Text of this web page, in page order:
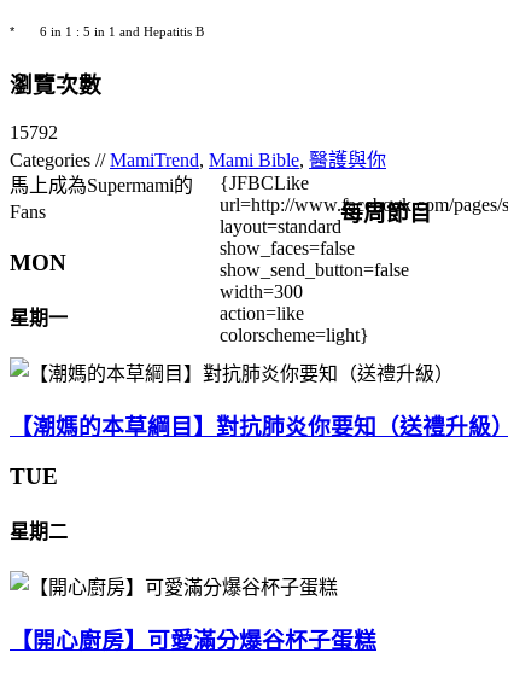
* 6 in 1 : 5 in 1 and Hepatitis B
瀏覽次數
15792
Categories //MamiTrend, Mami Bible, 醫護與你
馬上成為Supermami的
Fans
{JFBCLike
url=http://www.facebook.com/pages/
layout=standard
show_faces=false
show_send_button=false
width=300
action=like
colorscheme=light}
每周節目
MON
星期一
【潮媽的本草綱目】對抗肺炎你要知（送禮升級）
TUE
星期二
【開心廚房】可愛滿分爆谷杯子蛋糕